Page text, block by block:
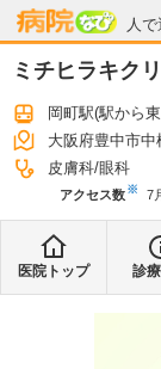
人
病院
ミチヒラキク
岡町駅(駅から
大阪府豊中市
皮膚科 眼科
アクセス数※ 7
医院トップ 診